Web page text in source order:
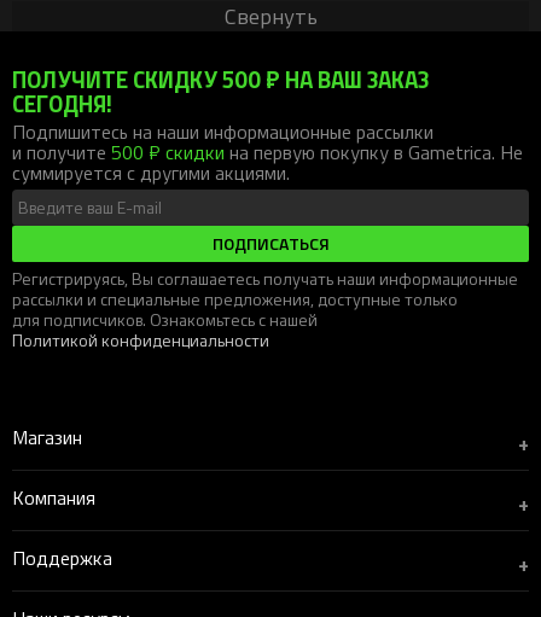
Свернуть
ПОЛУЧИТЕ СКИДКУ 500 ₽ НА ВАШ ЗАКАЗ
СЕГОДНЯ!
Подпишитесь на наши информационные рассылки
и получите 500 ₽ скидки на первую покупку в Gametrica. Не
суммируется с другими акциями.
ПОДПИСАТЬСЯ
Регистрируясь, Вы соглашаетесь получать наши информационные
рассылки и специальные предложения, доступные только
для подписчиков. Ознакомьтесь с нашей
Политикой конфиденциальности
Магазин +
Компания +
Поддержка +